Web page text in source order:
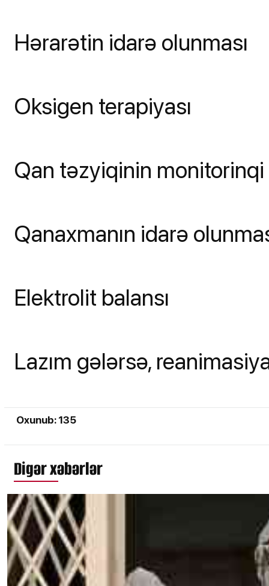
Hərarətin idarə olunması
Oksigen terapiyası
Qan təzyiqinin monitorinqi
Qanaxmanın idarə
Elektrolit balansı
Lazım gələrsə,
Oxunub: 135
Digər xəbərlər